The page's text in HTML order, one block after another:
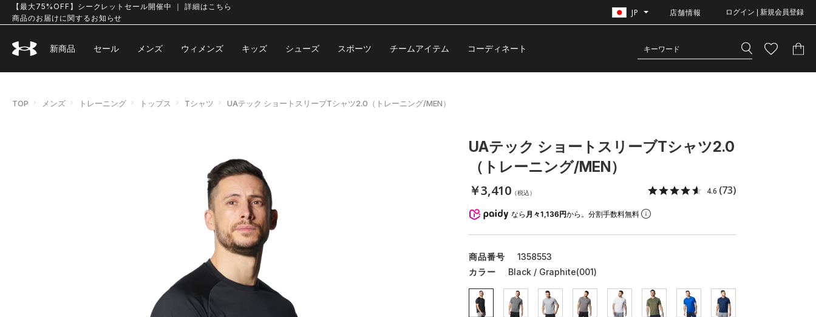
【最大75%OFF】シークレットセール開催中 ｜ 詳細はこちら
商品のお届けに関するお知らせ
JP 店舗情報 ログイン | 新規会員登録
新商品 セール メンズ ウィメンズ キッズ シューズ スポーツ チームアイテム コーディネート
TOP メンズ トレーニング トップス Tシャツ UAテック ショートスリーブTシャツ2.0（トレーニング/MEN）
UAテック ショートスリーブTシャツ2.0
（トレーニング/MEN）
￥3,410 （税込） 4.6 (73)
なら 月々1,136円から。分割手数料無料
商品番号
1358553
カラー
Black / Graphite(001)